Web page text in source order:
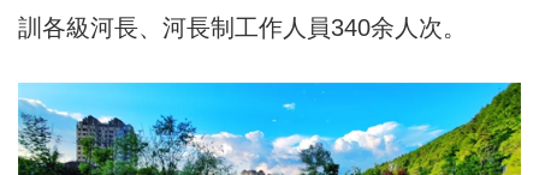
訓各級河長、河長制工作人員340余人次。